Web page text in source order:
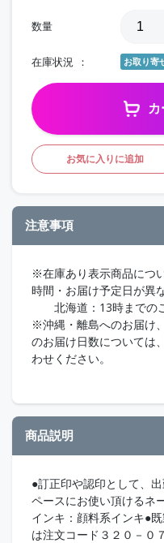
数量
在庫状況 お取り寄
お気に入りに追加
注意事項
※在庫あり表示商品につ
時間・お届け予定日が異
北海道：13時までの
※沖縄・離島へのお届け
のお届け日数については
わせください。
商品説明
●訂正印や認印として、
ペースにお使い頂けるネ
インキ：顔料系インキ●
は注文コード３２０－０